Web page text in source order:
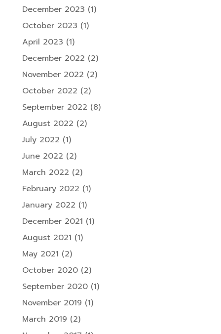
December 2023 (1)
October 2023 (1)
April 2023 (1)
December 2022 (2)
November 2022 (2)
October 2022 (2)
September 2022 (8)
August 2022 (2)
July 2022 (1)
June 2022 (2)
March 2022 (2)
February 2022 (1)
January 2022 (1)
December 2021 (1)
August 2021 (1)
May 2021 (2)
October 2020(2)
September 2020(1)
November 2019 (1)
March 2019 (2)